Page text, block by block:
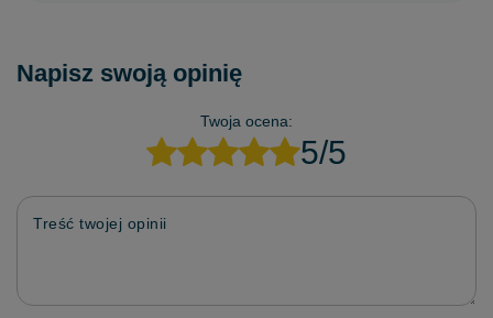
Napisz swoją opinię
Twoja ocena:
5/5
Treść twojej opinii